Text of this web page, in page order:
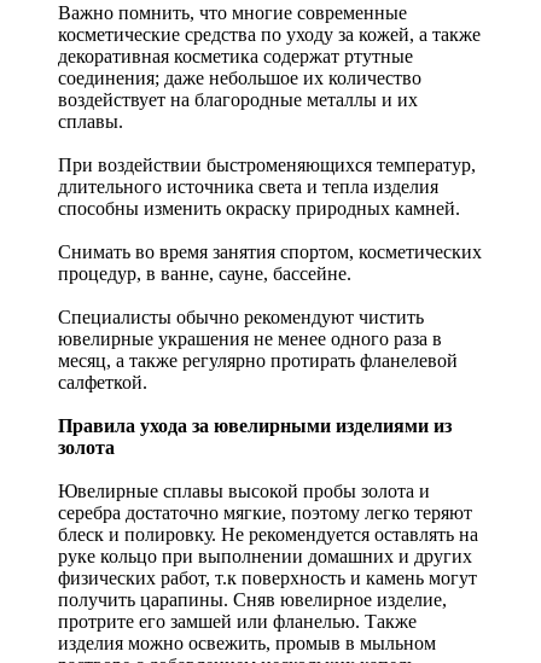
Важно помнить, что многие современные
косметические средства по уходу за кожей, а также
декоративная косметика содержат ртутные
соединения; даже небольшое их количество
воздействует на благородные металлы и их
сплавы.
При воздействии быстроменяющихся температур,
длительного источника света и тепла изделия
способны изменить окраску природных камней.
Снимать во время занятия спортом, косметических
процедур, в ванне, сауне, бассейне.
Специалисты обычно рекомендуют чистить
ювелирные украшения не менее одного раза в
месяц, а также регулярно протирать фланелевой
салфеткой.
Правила ухода за ювелирными изделиями из
золота
Ювелирные сплавы высокой пробы золота и
серебра достаточно мягкие, поэтому легко теряют
блеск и полировку. Не рекомендуется оставлять на
руке кольцо при выполнении домашних и других
физических работ, т.к поверхность и камень могут
получить царапины. Сняв ювелирное изделие,
протрите его замшей или фланелью. Также
изделия можно освежить, промыв в мыльном